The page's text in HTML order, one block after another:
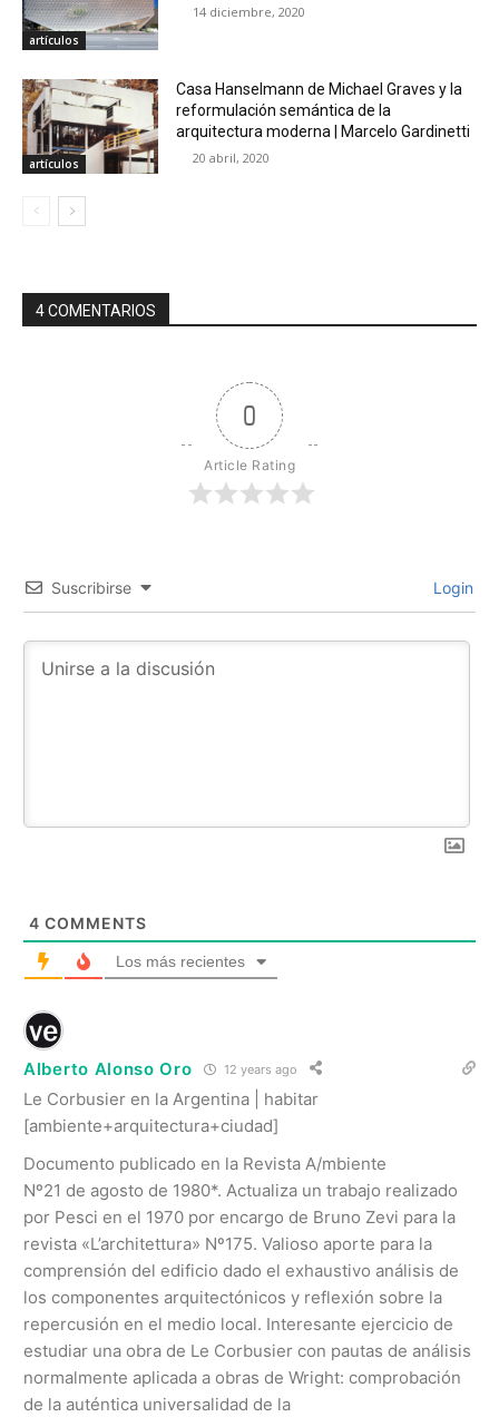
artículos
14 diciembre, 2020
artículos
Casa Hanselmann de Michael Graves y la
reformulación semántica de la
arquitectura moderna | Marcelo Gardinetti
20 abril, 2020
4 COMENTARIOS
0
Article Rating
Suscribirse Login
4 COMMENTS
Los más recientes
Alberto Alonso Oro 12 years ago
Le Corbusier en la Argentina | habitar
[ambiente+arquitectura+ciudad]
Documento publicado en la Revista A/mbiente
Nº21 de agosto de 1980*. Actualiza un trabajo realizado
por Pesci en el 1970 por encargo de Bruno Zevi para la
revista «L’architettura» Nº175. Valioso aporte para la
comprensión del edificio dado el exhaustivo análisis de
los componentes arquitectónicos y reflexión sobre la
repercusión en el medio local. Interesante ejercicio de
estudiar una obra de Le Corbusier con pautas de análisis
normalmente aplicada a obras de Wright: comprobación
de la auténtica universalidad de la